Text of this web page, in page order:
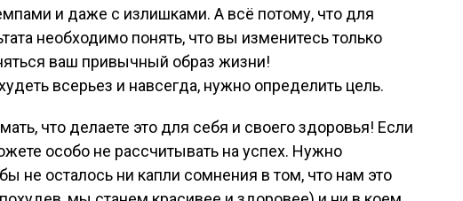
и даже с излишками. А всё потому, что для
необходимо понять, что вы изменитесь только
ваш привычный образ жизни!
всерьез и навсегда, нужно определить цель.
что делаете это для себя и своего здоровья! Если
особо не рассчитывать на успех. Нужно
не осталось ни капли сомнения в том, что нам это